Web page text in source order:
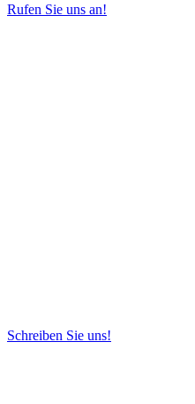
Rufen Sie uns an!
Schreiben Sie uns!